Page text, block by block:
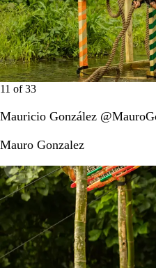
11 of33
Mauricio González
Mauro Gonzalez